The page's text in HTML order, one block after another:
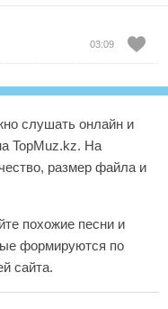
03:09
слушать онлайн и
TopMuz.kz. На
размер файла и
похожие песни и
формируются по
сайта.